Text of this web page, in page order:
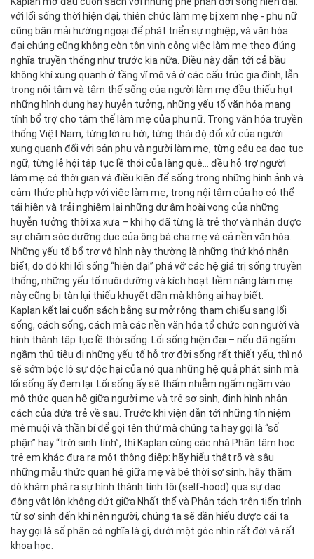
với lối sống thời hiện đại, thiên chức làm mẹ bị xem nhẹ - phụ nữ
cũng bận mải hướng ngoại để phát triển sự nghiệp, và văn hóa
đại chúng cũng không còn tôn vinh công việc làm mẹ theo đúng
nghĩa truyền thống như trước kia nữa. Điều này dẫn tới cả bầu
không khí xung quanh ở tầng vĩ mô và ở các cấu trúc gia đình, lẫn
trong nội tâm và tâm thế sống của người làm mẹ đều thiếu hụt
những hình dung hay huyễn tưởng, những yếu tố văn hóa mang
tính bổ trợ cho tâm thế làm mẹ của phụ nữ. Trong văn hóa truyền
thống Việt Nam, từng lời ru hời, từng thái độ đối xử của người
xung quanh đối với sản phụ và người làm mẹ, từng câu ca dao tục
ngữ, từng lễ hội tập tục lề thói của làng quê… đều hỗ trợ người
làm mẹ có thời gian và điều kiện để sống trong những hình ảnh và
cảm thức phù hợp với việc làm mẹ, trong nội tâm của họ có thể
tái hiện và trải nghiệm lại những dư âm hoài vọng của những
huyễn tưởng thời xa xưa – khi họ đã từng là trẻ thơ và nhận được
sự chăm sóc dưỡng dục của ông bà cha mẹ và cả nền văn hóa.
Những yếu tố bổ trợ vô hình này thường là những thứ khó nhận
biết, do đó khi lối sống “hiện đại” phá vỡ các hệ giá trị sống truyền
thống, những yếu tố nuôi dưỡng và kích hoạt tiềm năng làm mẹ
này cũng bị tàn lụi thiếu khuyết dần mà không ai hay biết.
Kaplan kết lại cuốn sách bằng sự mở rộng tham chiếu sang lối
sống, cách sống, cách mà các nền văn hóa tổ chức con người và
hình thành tập tục lề thói sống. Lối sống hiện đại – nếu đã ngấm
ngầm thủ tiêu đi những yếu tố hỗ trợ đời sống rất thiết yếu, thì nó
sẽ sớm bộc lộ sự độc hại của nó qua những hệ quả phát sinh mà
lối sống ấy đem lại. Lối sống ấy sẽ thấm nhiễm ngấm ngầm vào
mô thức quan hệ giữa người mẹ và trẻ sơ sinh, định hình nhân
cách của đứa trẻ về sau. Trước khi viện dẫn tới những tín niệm
mê muội và thần bí để gọi tên thứ mà chúng ta hay gọi là “số
phận” hay “trời sinh tính”, thì Kaplan cùng các nhà Phân tâm học
trẻ em khác đưa ra một thông điệp: hãy hiểu thật rõ và sâu
những mẫu thức quan hệ giữa mẹ và bé thời sơ sinh, hãy thăm
dò khám phá ra sự hình thành tính tôi (self-hood) qua sự dao
động vật lộn không dứt giữa Nhất thể và Phân tách trên tiến trình
từ sơ sinh đến khi nên người, chúng ta sẽ dần hiểu được cái ta
hay gọi là số phận có nghĩa là gì, dưới một góc nhìn rất đời và rất
khoa học.